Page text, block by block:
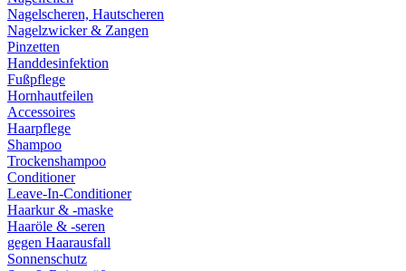
Nagelscheren, Hautscheren
Nagelzwicker & Zangen
Pinzetten
Handdesinfektion
Fußpflege
Hornhautfeilen
Accessoires
Haarpflege
Shampoo
Trockenshampoo
Conditioner
Leave-In-Conditioner
Haarkur & -maske
Haaröle & -seren
gegen Haarausfall
Sonnenschutz